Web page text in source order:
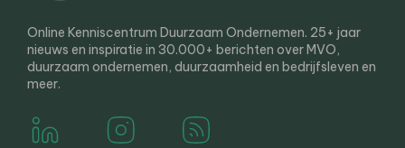
Online Kenniscentrum Duurzaam Ondernemen. 25+ jaar
nieuws en inspiratie in 30.000+ berichten over MVO,
duurzaam ondernemen, duurzaamheid en bedrijfsleven en
meer.